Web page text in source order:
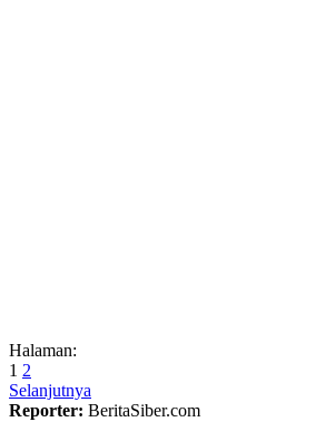
Halaman:
1 2
Selanjutnya
Reporter: BeritaSiber.com